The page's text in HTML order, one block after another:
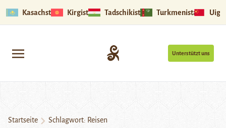
Kasachstan Kirgistan Tadschikistan Turkmenistan
Unterstützt uns
Startseite Schlagwort: Reisen